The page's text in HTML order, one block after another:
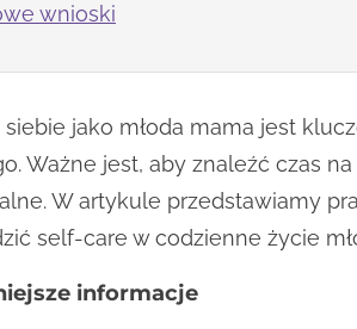
wnioski
siebie jako młoda mama jest
Ważne jest, aby znaleźć czas
W artykule przedstawiamy
self-care w codzienne życie
informacje